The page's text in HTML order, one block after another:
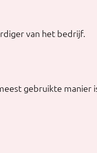
van het bedrijf.
gebruikte manier